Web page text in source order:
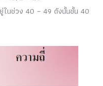
ง 40 – 49 ดังนั้นชั้น 40